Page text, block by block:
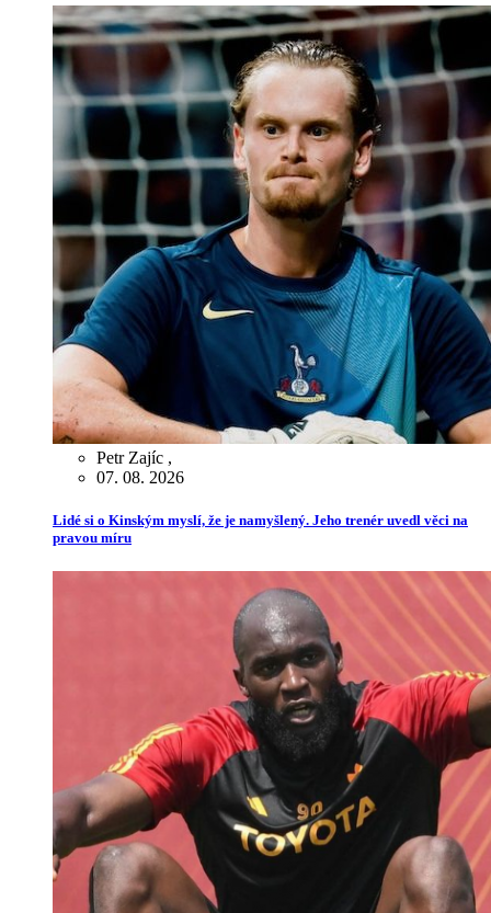
Petr Zajíc ,
07. 08. 2026
Lidé si o Kinským myslí, že je namyšlený. Jeho trenér uvedl věci na
pravou míru